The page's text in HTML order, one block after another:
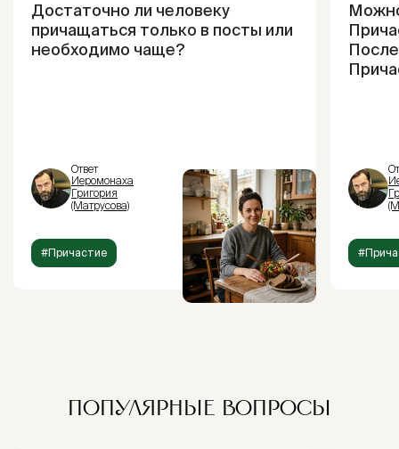
Достаточно ли человеку
причащаться только в посты или
необходимо чаще?
Ответ
Иеромонаха
Григория
(Матрусова)
#Причастие
ПОПУЛЯРНЫЕ ВОПРОСЫ